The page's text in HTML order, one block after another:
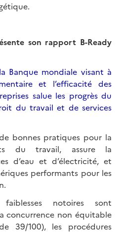
son rapport B-Ready
Banque mondiale visant à
et l’efficacité des
salue les progrès du
du travail et de services
bonnes pratiques pour la
du travail, assure la
d’eau et d’électricité, et
performants pour les
faiblesses notoires sont
concurrence non équitable
39/100), les procédures